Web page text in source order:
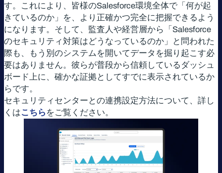
す。これにより、皆様のSalesforce環境全体で「何が起
きているのか」を、より正確かつ完全に把握できるよう
になります。そして、監査人や経営層から「Salesforce
のセキュリティ対策はどうなっているのか」と問われた
際も、もう別のシステムを開いてデータを掘り起こす必
要はありません。彼らが普段から信頼しているダッシュ
ボード上に、確かな証拠としてすでに表示されているか
らです。
セキュリティセンターとの連携設定方法について、詳し
くはこちら をご覧ください。